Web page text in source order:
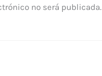
no será publicada.